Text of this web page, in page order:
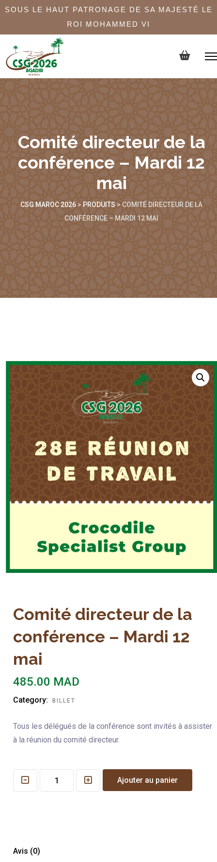
SOUS LE HAUT PATRONAGE DE SA MAJESTÉ LE
ROI MOHAMMED VI
Comité directeur de la
conférence – Mardi 12
mai
CSG MAROC 2026 > PRODUITS > COMITÉ DIRECTEUR DE LA
CONFÉRENCE – MARDI 12 MAI
Comité directeur de la
conférence – Mardi 12
mai
485.00 MAD
Category: BILLET
Tous les délégués de la conférence sont invités à assister
à la réunion du comité directeur.
Comité
directeur
Mardi
Ajouter au panier
Avis (0)